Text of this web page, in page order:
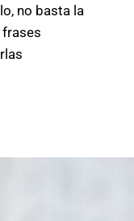
no basta la